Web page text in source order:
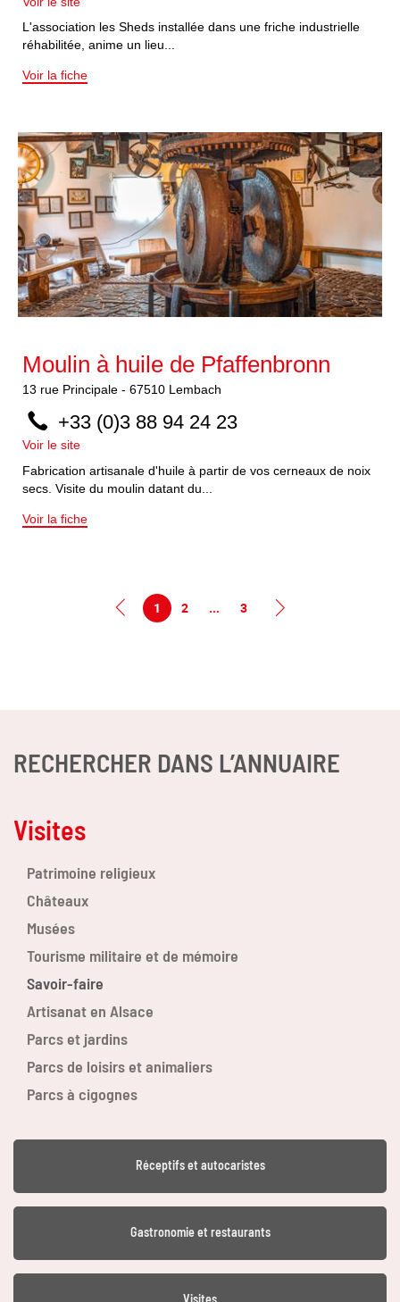
L'association les Sheds installée dans une friche industrielle
réhabilitée, anime un lieu...
Voir la fiche
Moulin à huile de Pfaffenbronn
13 rue Principale - 67510 Lembach
+33 (0)3 88 94 24 23
Voir le site
Fabrication artisanale d'huile à partir de vos cerneaux de noix
secs. Visite du moulin datant du...
Voir la fiche
1 2 ... 3
RECHERCHER DANS L’ANNUAIRE
Visites
Patrimoine religieux
Châteaux
Musées
Tourisme militaire et de mémoire
Savoir-faire
Artisanat en Alsace
Parcs et jardins
Parcs de loisirs et animaliers
Parcs à cigognes
Réceptifs et autocaristes
Gastronomie et restaurants
Visites